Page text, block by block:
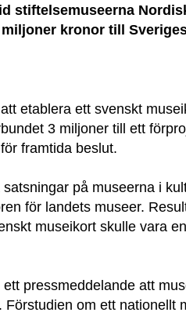
stiftelsemuseerna
kronor till
etablera ett svenskt
3 miljoner till ett
framtida beslut.
på museerna i
för landets museer.
museikort skulle vara
pressmeddelande att
om ett